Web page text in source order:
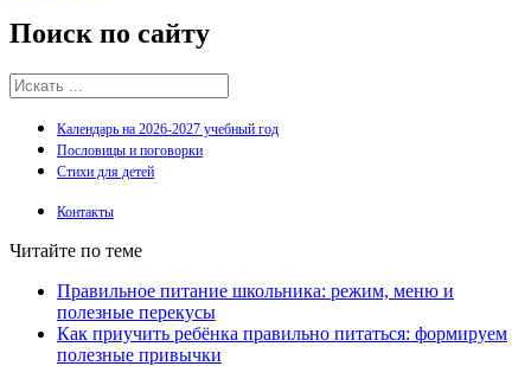
Поиск по сайту
Календарь на 2026-2027 учебный год
Пословицы и поговорки
Стихи для детей
Контакты
Читайте по теме
Правильное питание школьника: режим, меню и
полезные перекусы
Как приучить ребёнка правильно питаться: формируем
полезные привычки